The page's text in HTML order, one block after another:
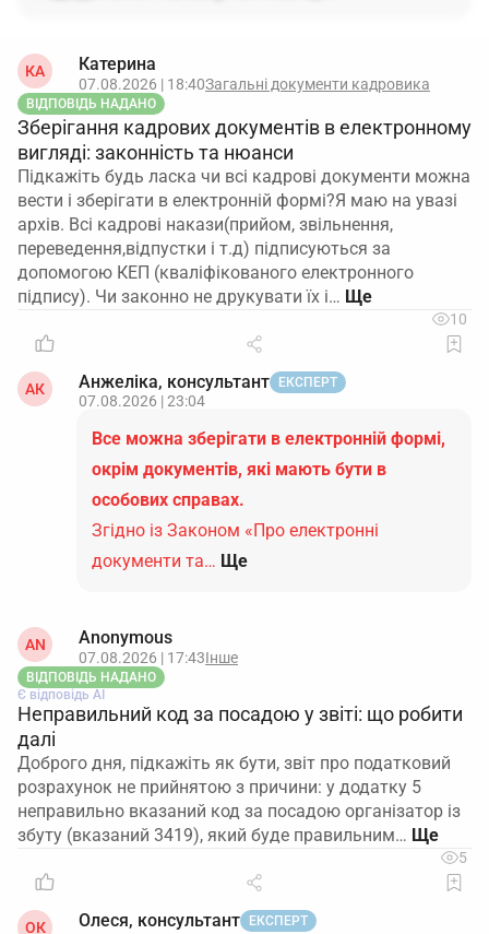
КА Катерина
07.08.2026 | 18:40Загальні документи кадровика
ВІДПОВІДЬ НАДАНО
Зберігання кадрових документів в електронному
вигляді: законність та нюанси
Підкажіть будь ласка чи всі кадрові документи можна
вести і зберігати в електронній формі?Я маю на увазі
архів. Всі кадрові накази(прийом, звільнення,
переведення,відпустки і т.д) підписуються за
допомогою КЕП (кваліфікованого електронного
підпису). Чи законно не друкувати їх і…
10
АК Анжеліка, консультант ЕКСПЕРТ
07.08.2026 | 23:04
Все можна зберігати в електронній формі,
окрім документів, які мають бути в
особових справах.
Згідно із Законом «Про електронні
документи та… Ще
AN Anonymous
07.08.2026 | 17:43Інше
ВІДПОВІДЬ НАДАНО
Є відповідь АІ
Неправильний код за посадою у звіті: що робити
далі
Доброго дня, підкажіть як бути, звіт про податковий
розрахунок не прийнятою з причини: у додатку 5
неправильно вказаний код за посадою організатор із
збуту (вказаний 3419), який буде правильним…
5
ОК Олеся, консультант ЕКСПЕРТ